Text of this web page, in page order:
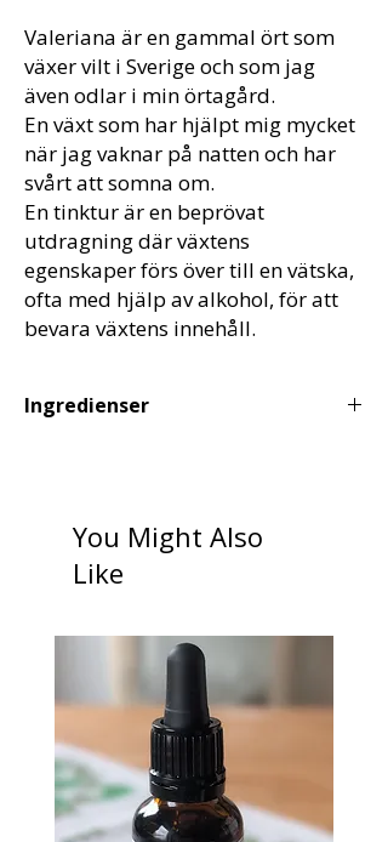
Valeriana är en gammal ört som
växer vilt i Sverige och som jag
även odlar i min örtagård.
En växt som har hjälpt mig mycket
när jag vaknar på natten och har
svårt att somna om.
En tinktur är en beprövat
utdragning där växtens
egenskaper förs över till en vätska,
ofta med hjälp av alkohol, för att
bevara växtens innehåll.
Ingredienser
Innehåll:30 ml
Tinkturen levereras i en vacker brun
glasflaska med droppipett, som kan
You Might Also
Like